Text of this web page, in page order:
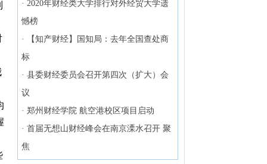
· 2020年财经类大学排行对外经贸大学遗
憾榜
·
【知产财经】国知局：去年全国查处商
标
· 县委财经委员会召开第四次（扩大）会
议
· 郑州财经学院 航空港校区项目启动
· 首届无想山财经峰会在南京溧水召开 聚
焦